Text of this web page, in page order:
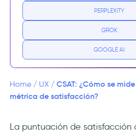
Encuestas de satisfacción
Preguntas de muestra de
Fórmula de satisfacción
PERPLEXITY
GROK
GOOGLE AI
Home / UX / CSAT: ¿Cómo se
métrica de satisfacción?
La puntuación de satisfacción